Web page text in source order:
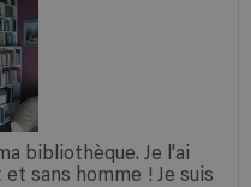
bibliothèque. Je l'ai
sans homme ! Je suis